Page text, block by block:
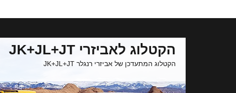
הקטלוג לאביזרי JK+JL+JT
הקטלוג המתעדכן של אביזרי רנגלר JK+JL+JT